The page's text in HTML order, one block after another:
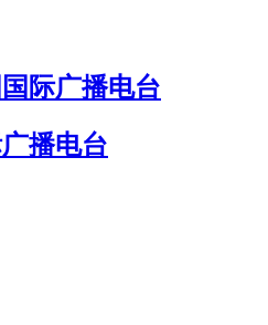
际广播电台
播电台